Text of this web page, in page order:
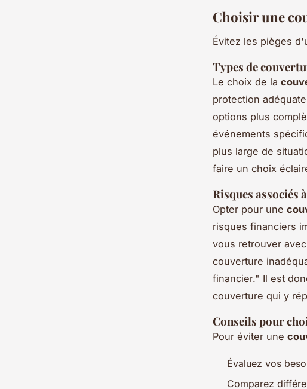
Choisir une
Évitez les pièges
Types de
Le choix de la
protection
options plus
événements
plus large de
faire un choix
Risques associés
Opter pour une
risques financiers
vous retrouver
couverture
financier." Il est
couverture qui y
Conseils pour
Pour éviter une
Évaluez vos
Comparez